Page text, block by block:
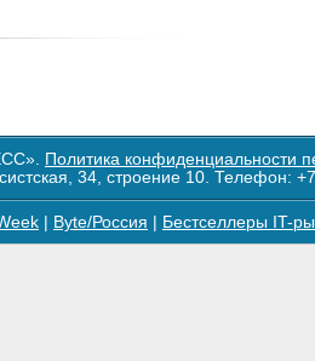
Политика конфиденциальности
34, строение 10. Телефон:
Byte/Россия Бестселлеры IT-